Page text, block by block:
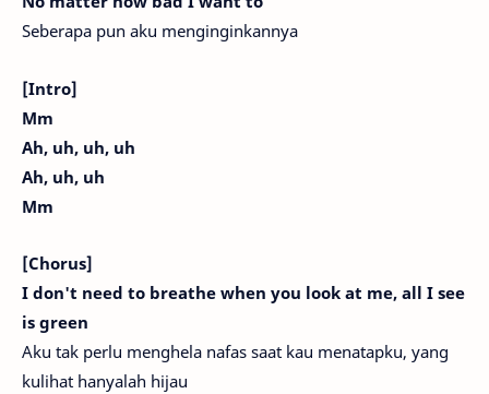
Seberapa pun aku menginginkannya
[Intro]
Mm
Ah, uh, uh, uh
Ah, uh, uh
Mm
[Chorus]
I don't need to breathe when you look at me, all I see
is green
Aku tak perlu menghela nafas saat kau menatapku, yang
kulihat hanyalah hijau